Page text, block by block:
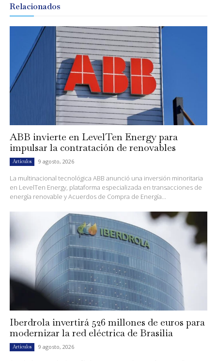
Relacionados
ABB invierte en LevelTen Energy para
impulsar la contratación de renovables
Artículos 9 agosto, 2026
La multinacional tecnológica ABB anunció una inversión minoritaria
en LevelTen Energy, plataforma especializada en transacciones de
energía renovable y Acuerdos de Compra de Energía...
Iberdrola invertirá 526 millones de euros para
modernizar la red eléctrica de Brasilia
Artículos 9 agosto, 2026